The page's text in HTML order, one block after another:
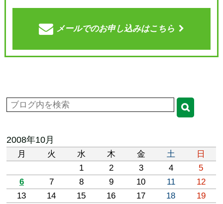
メールでのお申し込みはこちら
2008年10月
月 火 水 木 金 土
日
1
2 3 4
5
6
7 8 9 10 11
12
13
14 15 16 17 18
19